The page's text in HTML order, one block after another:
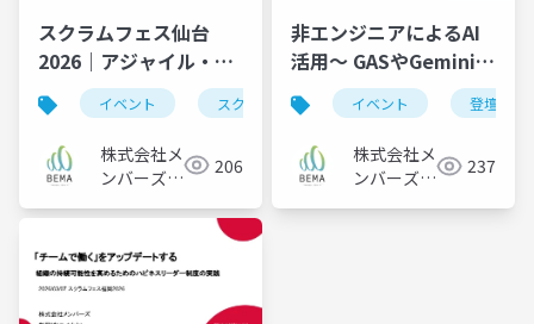
スクラムフェス仙台
2026｜アジャイル・ス
クラムクイズ大会
イベント スクラムフェス スクラム アジ
株式会社メ
ンバーズ
206
非エンジニアによるAI
活用〜 GASやGeminiを
自作し、チームに行動
変容とナレッジシェア
を起こした話｜メンバ
ーズ
イベント 登壇資料
株式会社メ
ンバーズ
237